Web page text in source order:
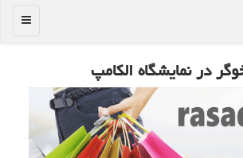
منو
در نمایشگاه الكامپ